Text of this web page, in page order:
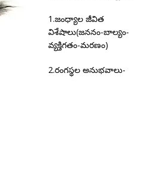
1.జంధ్యాల జీవిత
విశేషాలు(జననం-బాల్యం-
వ్యక్తిగతం-మరణం)
2.రంగస్థల అనుభవాలు-